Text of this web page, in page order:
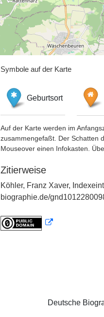
Symbole auf der Karte
Geburtsort
Auf der Karte werden im
zusammengefaßt. Der Schatten
Mouseover einen Infokasten.
Zitierweise
Köhler, Franz Xaver,
biographie.de/
Deutsche